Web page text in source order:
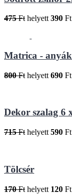
475 Ft helyett 390 Ft
Matrica -
800 Ft helyett 690 Ft
Dekor szalag 6
715 Ft helyett 590 Ft
Tölcsér
170 Ft helyett 120 Ft